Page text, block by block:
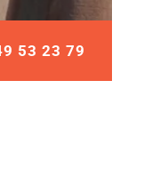
53 23 79